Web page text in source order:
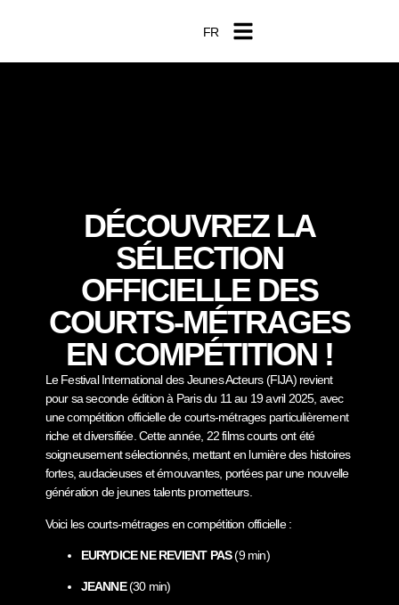
FR
EN
DÉCOUVREZ LA
SÉLECTION
OFFICIELLE DES
COURTS-MÉTRAGES
EN COMPÉTITION !
Le Festival International des Jeunes Acteurs (FIJA) revient
pour sa seconde édition à Paris du 11 au 19 avril 2025, avec
une compétition officielle de courts-métrages particulièrement
riche et diversifiée. Cette année, 22 films courts ont été
soigneusement sélectionnés, mettant en lumière des histoires
fortes, audacieuses et émouvantes, portées par une nouvelle
génération de jeunes talents prometteurs.
Voici les courts-métrages en compétition officielle :
EURYDICE NE REVIENT PAS(9 min)
JEANNE(30 min)